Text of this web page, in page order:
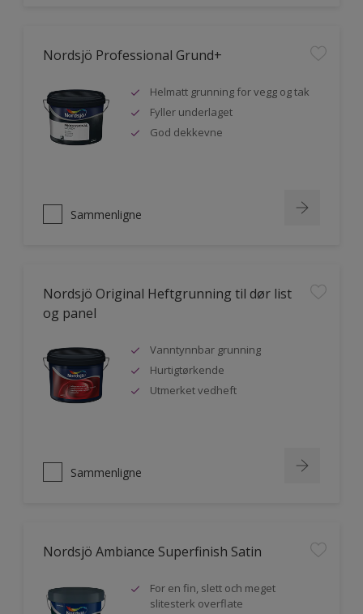
Nordsjö Professional Grund+
Helmatt grunning for vegg og tak
Fyller underlaget
God dekkevne
Sammenligne
Nordsjö Original Heftgrunning til dør list
og panel
Vanntynnbar grunning
Hurtigtørkende
Utmerket vedheft
Sammenligne
Nordsjö Ambiance Superfinish Satin
For en fin, slett och meget
slitesterk overflate